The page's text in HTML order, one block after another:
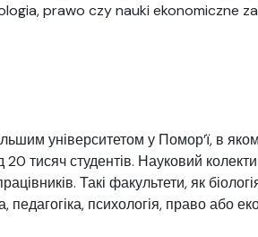
prawo czy nauki ekonomiczne
університетом у Помор’ї, в
тисяч студентів. Науковий
Такі факультети, як
педагогіка, психологія, право або